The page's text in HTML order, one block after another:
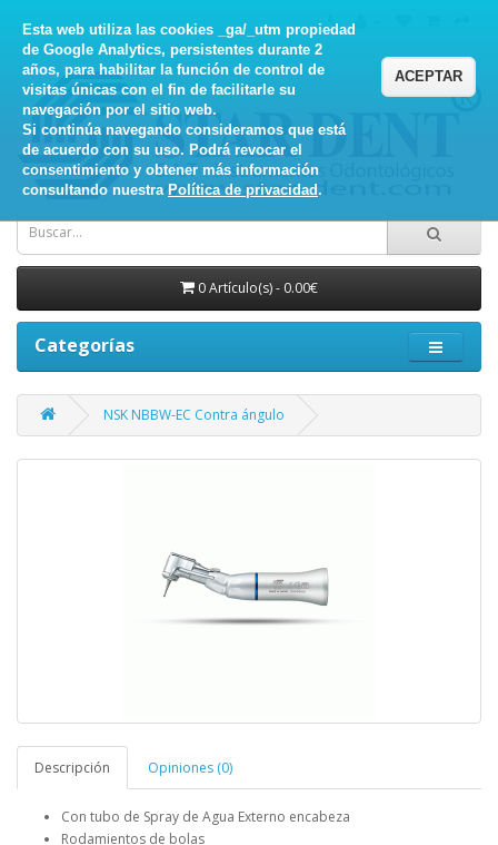
Esta web utiliza las cookies _ga/_utm propiedad
de Google Analytics, persistentes durante 2
años, para habilitar la función de control de
visitas únicas con el fin de facilitarle su
navegación por el sitio web.
Si continúa navegando consideramos que está
de acuerdo con su uso. Podrá revocar el
consentimiento y obtener más información
consultando nuestra Política de privacidad.
ACEPTAR
0 Artículo(s) - 0.00€
Categorías
NSK NBBW-EC Contra ángulo
Descripción Opiniones (0)
Con tubo de Spray de Agua Externo encabeza
Rodamientos de bolas